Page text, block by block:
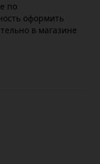
по
оформить
в магазине